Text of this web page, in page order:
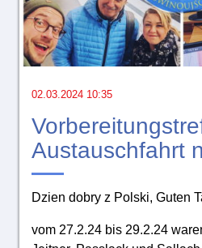
02.03.2024 10:35
Austauschfahrt
Dzien dobry z Polski, Guten
vom 27.2.24 bis 29.2.24